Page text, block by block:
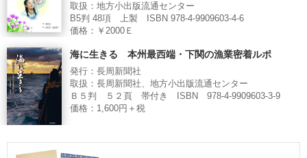
取扱：地方小出版流通センター
B5判 48項 上製 ISBN 978-4-9909603-4-6
価格：￥2000Ｅ
海に生きる 本州最西端・下関の漁業密着ルポ
発行：長周新聞社
取扱：長周新聞社、地方小出版流通センター
Ｂ５判 ５２頁 帯付き ISBN 978-4-9909603-3-9
価格：1,600円＋税